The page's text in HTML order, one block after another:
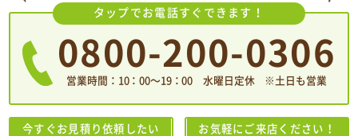
タップでお電話すぐできます！
0800-200-0306
営業時間：10：00〜19：00 水曜日定休 ※土日も営業
今すぐお見積り依頼したい お気軽にご来店ください！